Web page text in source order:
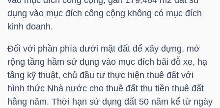
dụng vào mục đích công cộng không có mục đích
kinh doanh.
Đối với phần phía dưới mặt đất để xây dựng, mở
rộng tầng hầm sử dụng vào mục đích bãi đỗ xe, hạ
tầng kỹ thuật, chủ đầu tư thực hiện thuê đất với
hình thức Nhà nước cho thuê đất thu tiền thuê đất
hằng năm. Thời hạn sử dụng đất 50 năm kể từ ngày
DƯƠNG
TÀI
CHÍNH
CÁ
NHÂN